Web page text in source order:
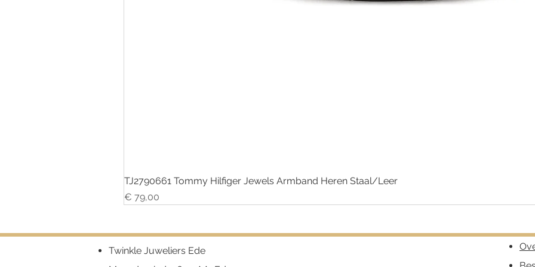
Snel overzicht
TJ2790661 Tommy Hilfiger Jewels Armband Heren Staal/Leer
Prijs
€ 79,00
Twinkle Juweliers Ede